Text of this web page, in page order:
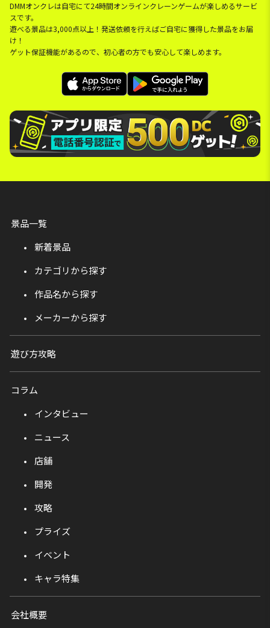
DMMオンクレは自宅にて24時間オンラインクレーンゲームが楽しめるサービ
スです。
遊べる景品は3,000点以上！発送依頼を行えばご自宅に獲得した景品をお届
け！
ゲット保証機能があるので、初心者の方でも安心して楽しめます。
景品一覧
新着景品
カテゴリから探す
作品名から探す
メーカーから探す
遊び方攻略
コラム
インタビュー
ニュース
店舗
開発
攻略
プライズ
イベント
キャラ特集
会社概要